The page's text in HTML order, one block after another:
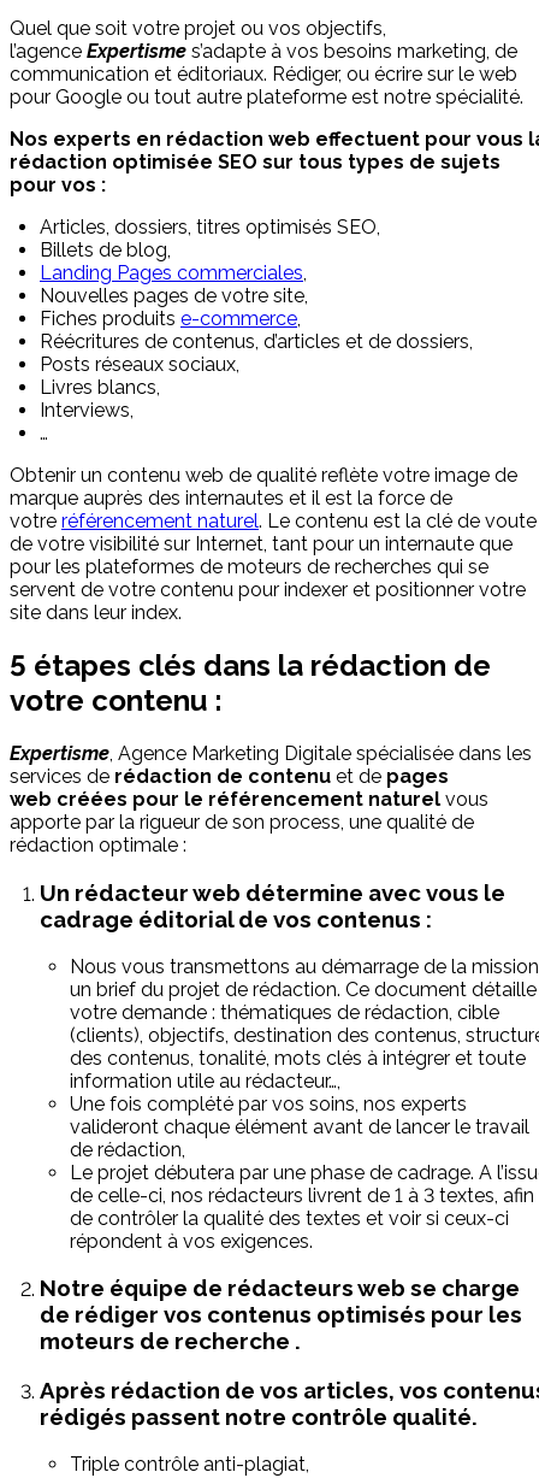
Quel que soit votre projet ou vos objectifs,
l’agence Expertisme s’adapte à vos besoins marketing, de
communication et éditoriaux. Rédiger, ou écrire sur le web
pour Google ou tout autre plateforme est notre spécialité.
Nos experts en rédaction web effectuent pour vous
rédaction optimisée SEO sur tous types de sujets
pour vos :
Articles, dossiers, titres optimisés SEO,
Billets de blog,
Landing Pages commerciales,
Nouvelles pages de votre site,
Fiches produits e-commerce,
Réécritures de contenus, d’articles et de dossiers,
Posts réseaux sociaux,
Livres blancs,
Interviews,
…
Obtenir un contenu web de qualité reflète votre image de
marque auprès des internautes et il est la force de
votre référencement naturel. Le contenu est la clé de voute
de votre visibilité sur Internet, tant pour un internaute que
pour les plateformes de moteurs de recherches qui se
servent de votre contenu pour indexer et positionner votre
site dans leur index.
5 étapes clés dans la rédaction de
votre contenu :
Expertisme, Agence Marketing Digitale spécialisée dans les
services de rédaction de contenu et de pages
web créées pour le référencement naturel vous
apporte par la rigueur de son process, une qualité de
rédaction optimale :
Un rédacteur web détermine avec vous le
cadrage éditorial de vos contenus :
Nous vous transmettons au démarrage de la mission
un brief du projet de rédaction. Ce document détaille
votre demande : thématiques de rédaction, cible
(clients), objectifs, destination des contenus,
des contenus, tonalité, mots clés à intégrer et toute
information utile au rédacteur…,
Une fois complété par vos soins, nos experts
valideront chaque élément avant de lancer le travail
de rédaction,
Le projet débutera par une phase de cadrage. A
de celle-ci, nos rédacteurs livrent de 1 à 3 textes, afin
de contrôler la qualité des textes et voir si ceux-ci
répondent à vos exigences.
Notre équipe de rédacteurs web se charge
de rédiger vos contenus optimisés pour les
moteurs de recherche .
Après rédaction de vos articles, vos
rédigés passent notre contrôle qualité.
Triple contrôle anti-plagiat,